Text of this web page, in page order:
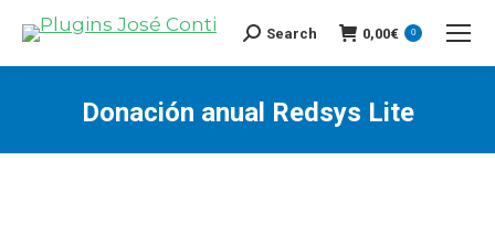
Search:
Search 0,00€ 0
Donación anual Redsys Lite